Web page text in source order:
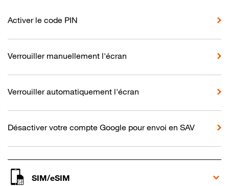
Activer le code PIN
Verrouiller manuellement l'écran
Verrouiller automatiquement l'écran
Désactiver votre compte Google pour envoi en SAV
SIM/eSIM